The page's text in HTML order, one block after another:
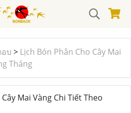
บ > Lịch Bón Phân Cho Cây Mai
Tháng
Mai Vàng Chi Tiết Theo